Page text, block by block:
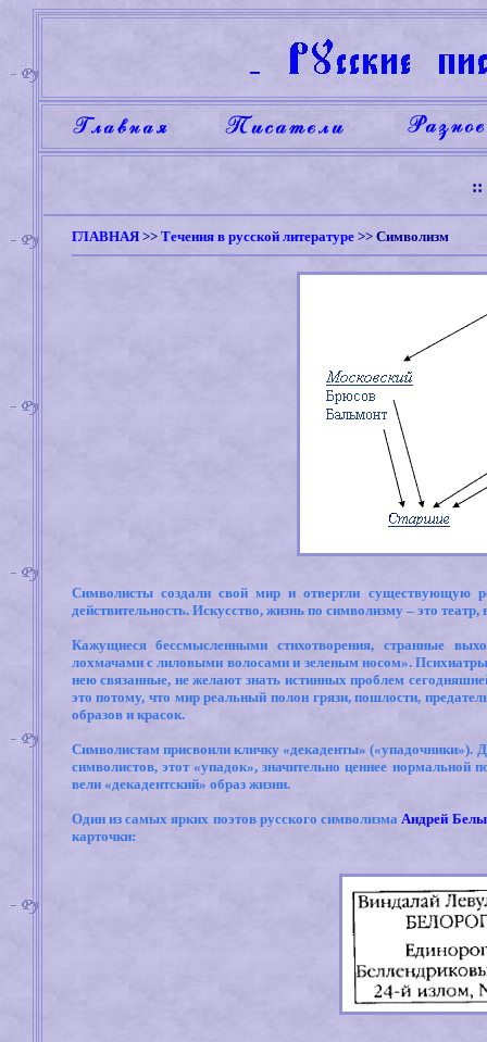
::
ГЛАВНАЯ >> Течения в русской литературе >> Символизм
Символисты создали свой мир и отвергли существующую
действительность. Искусство, жизнь по символизму – это
Кажущиеся бессмысленными стихотворения, странные
лохмачами с лиловыми волосами и зеленым носом».
нею связанные, не желают знать истинных проблем
это потому, что мир реальный полон грязи, пошлости,
образов и красок.
Символистам присвоили кличку «декаденты» («упадочники»).
символистов, этот «упадок», значительно ценнее нормальной
вели «декадентский» образ жизни.
Один из самых ярких поэтов русского символизмаАндрей
карточки: